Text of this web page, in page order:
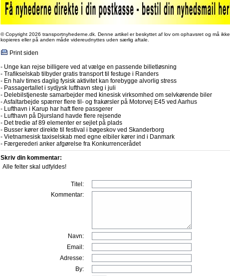
© Copyright 2026 transportnyhederne.dk. Denne artikel er beskyttet af lov om ophavsret og må ikke
kopieres eller på anden måde videreudnyttes uden særlig aftale.
Print siden
- Unge kan rejse billigere ved at vælge en passende billetløsning
- Trafikselskab tilbyder gratis transport til festuge i Randers
- En halv times daglig fysisk aktivitet kan forebygge alvorlig stress
- Passagertallet i sydjysk lufthavn steg i juli
- Delebilstjeneste samarbejder med kinesisk virksomhed om selvkørende biler
-Asfaltarbejde spærrer flere til- og frakørsler på Motorvej E45 ved Aarhus
- Lufthavn i Karup har haft flere passgerer
- Lufthavn på Djursland havde flere rejsende
- Det tredie af 89 elementer er sejlet på plads
- Busser kører direkte til festival i bøgeskov ved Skanderborg
- Vietnamesisk taxiselskab med egne elbiler kører ind i Danmark
- Færgerederi anker afgørelse fra Konkurrencerådet
Skriv din kommentar:
Alle felter skal udfyldes!
Titel:
Kommentar:
Navn:
Email:
Adresse:
By: